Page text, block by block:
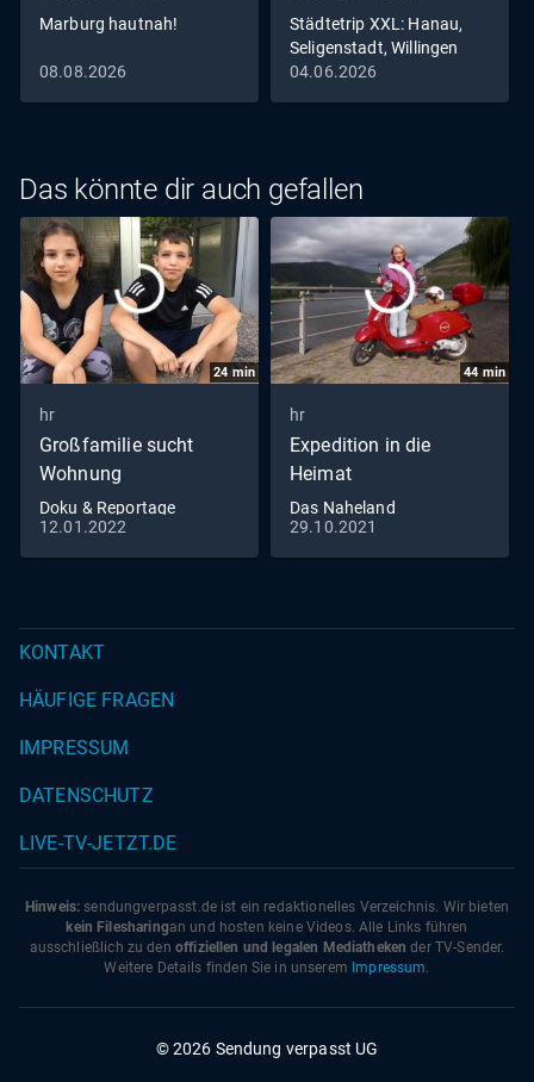
Marburg hautnah!
08.08.2026
Städtetrip XXL: Hanau,
Seligenstadt, Willingen
04.06.2026
Das könnte dir auch gefallen
24 min
hr
Großfamilie sucht
Wohnung
Doku & Reportage
12.01.2022
44min
hr
Expedition in die
Heimat
Das Naheland
29.10.2021
KONTAKT
HÄUFIGE FRAGEN
IMPRESSUM
DATENSCHUTZ
LIVE-TV-JETZT.DE
Hinweis: sendungverpasst.de ist ein redaktionelles Verzeichnis. Wir bieten
kein Filesharingan und hosten keine Videos. Alle Links führen
ausschließlich zu den offiziellen und legalen Mediatheken der TV-Sender.
Weitere Details finden Sie in unserem Impressum.
© 2026 Sendung verpasst UG